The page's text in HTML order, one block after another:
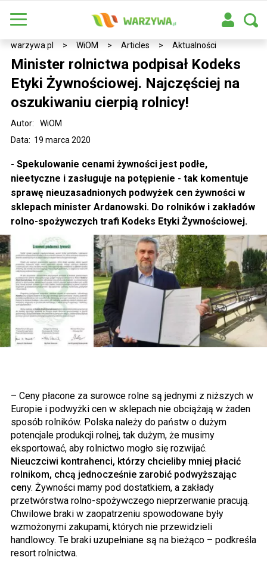
warzywa.pl > WiOM > Articles > Aktualności
Minister rolnictwa podpisał Kodeks
Etyki Żywnościowej. Najczęściej na
oszukiwaniu cierpią rolnicy!
Data: 19 marca 2020
Autor: WiOM
- Spekulowanie cenami żywności jest podłe,
nieetyczne i zasługuje na potępienie - tak komentuje
sprawę nieuzasadnionych podwyżek cen żywności w
sklepach minister Ardanowski. Do rolników i zakładów
rolno-spożywczych trafi Kodeks Etyki Żywnościowej.
– Ceny płacone za surowce rolne są jednymi z niższych w
Europie i podwyżki cen w sklepach nie obciążają w żaden
sposób rolników. Polska należy do państw o dużym
potencjale produkcji rolnej, tak dużym, że musimy
eksportować, aby rolnictwo mogło się rozwijać.
Nieuczciwi kontrahenci, którzy chcieliby mniej płacić
rolnikom, chcą jednocześnie zarobić podwyższając
ceny. Żywności mamy pod dostatkiem, a zakłady
przetwórstwa rolno-spożywczego nieprzerwanie pracują.
Chwilowe braki w zaopatrzeniu spowodowane były
wzmożonymi zakupami, których nie przewidzieli
handlowcy. Te braki uzupełniane są na bieżąco – podkreśla
resort rolnictwa.